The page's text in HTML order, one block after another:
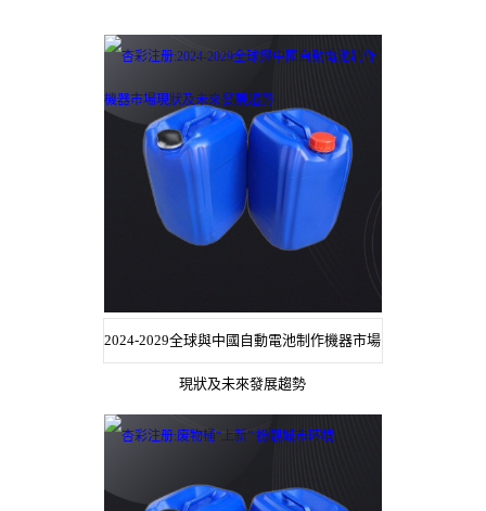
2024-2029全球與中國自動電池制作機器市場
現狀及未來發展趨勢